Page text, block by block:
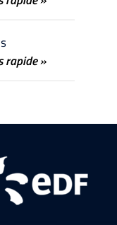
rapide »